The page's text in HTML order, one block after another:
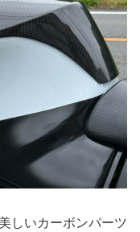
しいカーボンパーツ